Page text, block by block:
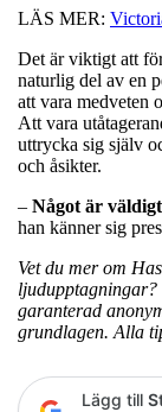
LÄS MER:
Det är viktigt att
naturlig del av en
att vara medveten
Att vara
uttrycka sig själv
och åsikter.
– Något är
han känner sig
Vet du mer om
ljudupptagningar?
garanterad
grundlagen. Alla
Lägg till